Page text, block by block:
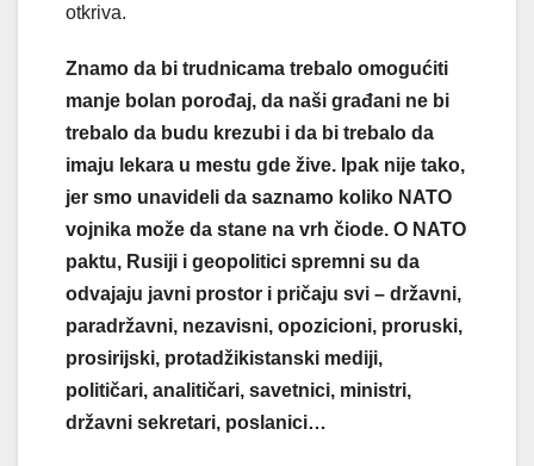
otkriva.
Znamo da bi trudnicama trebalo omogućiti
manje bolan porođaj, da naši građani ne bi
trebalo da budu krezubi i da bi trebalo da
imaju lekara u mestu gde žive. Ipak nije tako,
jer smo unavideli da saznamo koliko NATO
vojnika može da stane na vrh čiode. O NATO
paktu, Rusiji i geopolitici spremni su da
odvajaju javni prostor i pričaju svi – državni,
paradržavni, nezavisni, opozicioni, proruski,
prosirijski, protadžikistanski mediji,
političari, analitičari, savetnici, ministri,
državni sekretari, poslanici…